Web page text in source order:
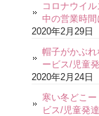
コロナウイ
中の営業時間
2020年2月29日
帽子がかぶ
ービス/児童発
2020年2月24日
寒い冬どこ
ビス/児童発達